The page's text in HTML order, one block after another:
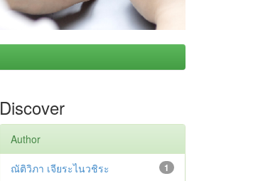
Discover
Author
1
ณัติวิภา เจียระไนวชิระ